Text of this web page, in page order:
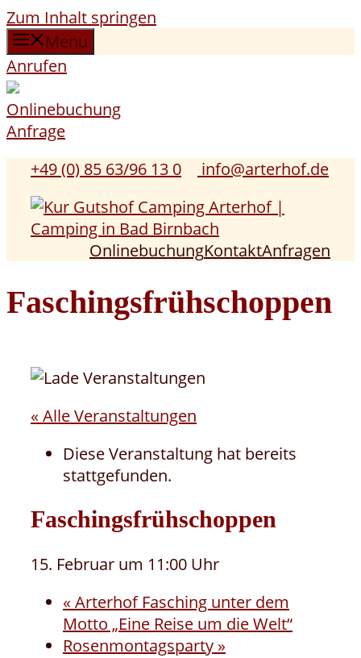
Zum Inhalt springen
Menu
Anrufen
Onlinebuchung
Anfrage
+49 (0) 85 63/96 13 0
info@arterhof.de
OnlinebuchungKontaktAnfragen
Faschingsfrühschoppen
« Alle Veranstaltungen
Diese Veranstaltung hat bereits
stattgefunden.
Faschingsfrühschoppen
15. Februar um 11:00 Uhr
« Arterhof Fasching unter dem
Motto „Eine Reise um die Welt“
Rosenmontagsparty »